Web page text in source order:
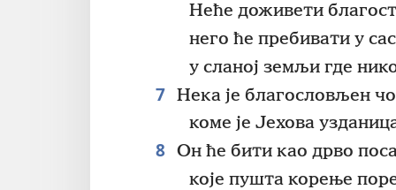
Неће доживети
него ће пребивати у
у сланој земљи где
7 Нека је благословљен
коме је Јехова
8 Он ће бити као дрво
које пушта корење